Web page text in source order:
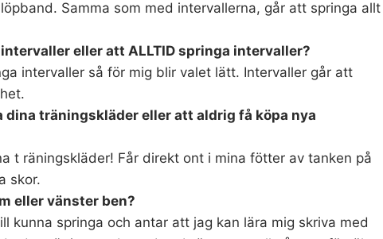
Samma som med intervallerna, går att springa allt
eller att ALLTID springa intervaller?
intervaller så för mig blir valet lätt. Intervaller går att
träningskläder eller att aldrig få köpa nya
t räningskläder! Får direkt ont i mina fötter av tanken på
skor.
eller vänster ben?
kunna springa och antar att jag kan lära mig skriva med